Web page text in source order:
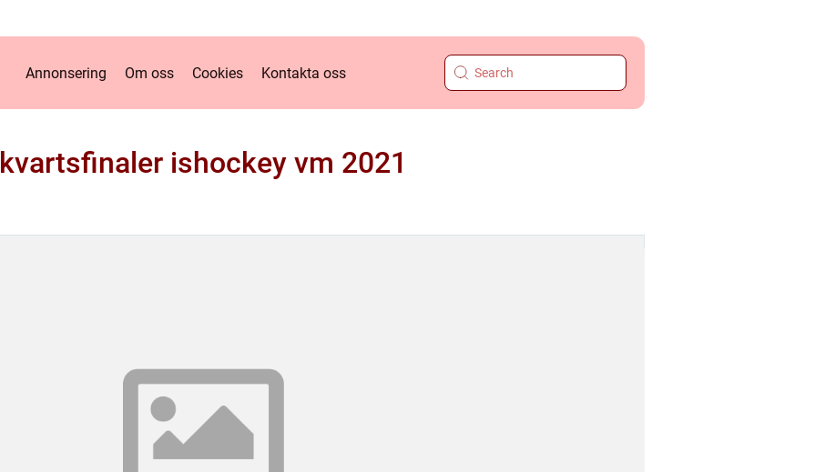
Annonsering Om oss Cookies Kontakta oss
kvartsfinaler ishockey vm 2021